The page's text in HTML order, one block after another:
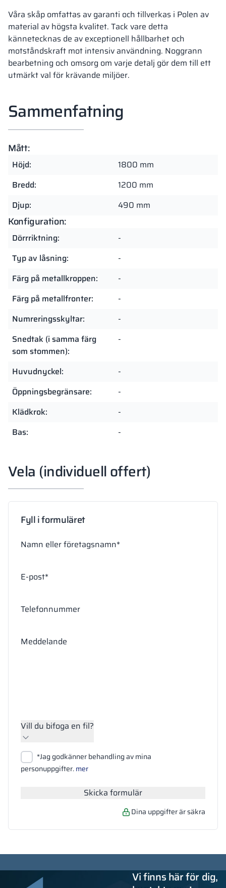
Våra skåp omfattas av garanti och tillverkas i Polen av
material av högsta kvalitet. Tack vare detta
kännetecknas de av exceptionell hållbarhet och
motståndskraft mot intensiv användning. Noggrann
bearbetning och omsorg om varje detalj gör dem till ett
utmärkt val för krävande miljöer.
Sammenfatning
Mått:
Höjd:
1800 mm
Bredd:
1200 mm
Djup:
490 mm
Konfiguration:
Dörrriktning:
-
Typ av låsning:
-
Färg på metallkroppen:
-
Färg på metallfronter:
-
Numreringsskyltar:
-
Snedtak (i samma färg
som stommen):
-
Huvudnyckel:
-
Öppningsbegränsare:
-
Klädkrok:
-
Bas:
-
Vela (individuell offert)
Fyll i formuläret
Namn eller företagsnamn*
E-post*
Telefonnummer
Meddelande
Vill du bifoga en fil?
Bifoga filer
Sök
*Jag godkänner behandling av mina
personuppgifter.mer
Skicka formulär
Dina uppgifter är säkra
Vi finns här för dig,